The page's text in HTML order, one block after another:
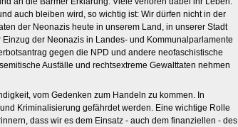
auch bleiben wird, so wichtig ist: Wir dürfen nicht in der
der Neonazis heute in unserem Land, in unserer Stadt
der Neonazis in Landes- und Kommunalparlamente
gegen die NPD und andere neofaschistische
Ausfälle und rechtsextreme Gewalttaten nehmen
vom Gedenken zum Handeln zu kommen. In
Kriminalisierung gefährdet werden. Eine wichtige Rolle
dass wir es dem Einsatz - auch dem finanziellen - des